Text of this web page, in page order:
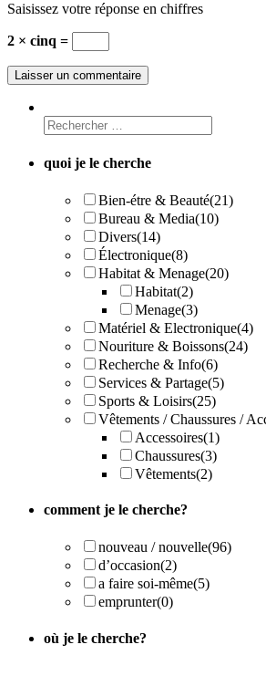
Saisissez votre réponse en chiffres
2 × cinq =
quoi je le cherche
Bien-étre & Beauté(21)
Bureau & Media(10)
Divers(14)
Électronique(8)
Habitat & Menage(20)
Habitat(2)
Menage(3)
Matériel & Electronique(4)
Nouriture & Boissons(24)
Recherche & Info(6)
Services & Partage(5)
Sports & Loisirs(25)
Vêtements / Chaussures /
Accessoires(1)
Chaussures(3)
Vêtements(2)
comment je le cherche?
nouveau / nouvelle(96)
d’occasion(2)
a faire soi-même(5)
emprunter(0)
où je le cherche?